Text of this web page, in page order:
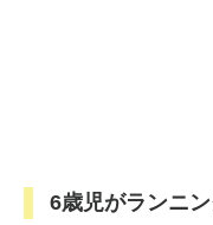
6歳児がランニ